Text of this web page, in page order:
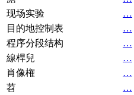
现场实验
…
目的地控制表
…
程序分段结构
…
線桿兒
…
肖像権
…
苕
…